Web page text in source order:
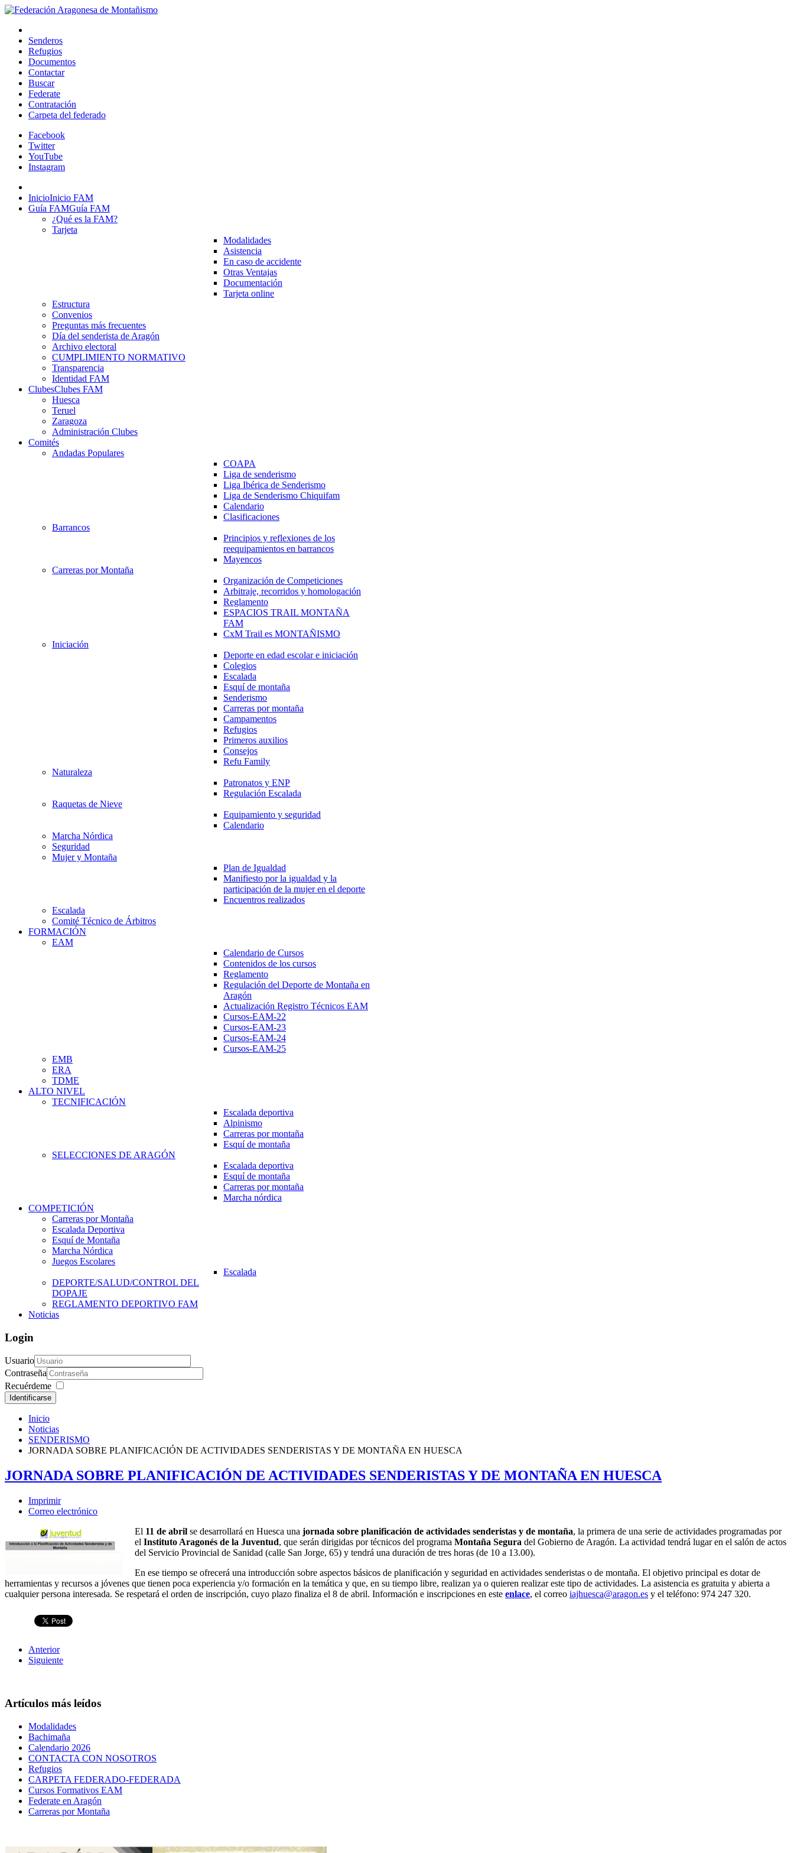
Senderos
Refugios
Documentos
Contactar
Buscar
Federate
Contratación
Carpeta del federado
Facebook
Twitter
YouTube
Instagram
InicioInicio FAM
Guía FAMGuía FAM
¿Qué es la FAM?
Tarjeta
Modalidades
Asistencia
En caso de accidente
Otras Ventajas
Documentación
Tarjeta online
Estructura
Convenios
Preguntas más frecuentes
Día del senderista de Aragón
Archivo electoral
CUMPLIMIENTO NORMATIVO
Transparencia
Identidad FAM
ClubesClubes FAM
Huesca
Teruel
Zaragoza
Administración Clubes
Comités
Andadas Populares
COAPA
Liga de senderismo
Liga Ibérica de Senderismo
Liga de Senderismo Chiquifam
Calendario
Clasificaciones
Barrancos
Principios y reflexiones de los
reequipamientos en barrancos
Mayencos
Carreras por Montaña
Organización de Competiciones
Arbitraje, recorridos y homologación
Reglamento
ESPACIOS TRAIL MONTAÑA
FAM
CxM Trail es MONTAÑISMO
Iniciación
Deporte en edad escolar e iniciación
Colegios
Escalada
Esquí de montaña
Senderismo
Carreras por montaña
Campamentos
Refugios
Primeros auxilios
Consejos
Refu Family
Naturaleza
Patronatos y ENP
Regulación Escalada
Raquetas de Nieve
Equipamiento y seguridad
Calendario
Marcha Nórdica
Seguridad
Mujer y Montaña
Plan de Igualdad
Manifiesto por la igualdad y la
participación de la mujer en el deporte
Encuentros realizados
Escalada
Comité Técnico de Árbitros
FORMACIÓN
EAM
Calendario de Cursos
Contenidos de los cursos
Reglamento
Regulación del Deporte de Montaña en
Aragón
Actualización Registro Técnicos EAM
Cursos-EAM-22
Cursos-EAM-23
Cursos-EAM-24
Cursos-EAM-25
EMB
ERA
TDME
ALTO NIVEL
TECNIFICACIÓN
Escalada deportiva
Alpinismo
Carreras por montaña
Esquí de montaña
SELECCIONES DE ARAGÓN
Escalada deportiva
Esquí de montaña
Carreras por montaña
Marcha nórdica
COMPETICIÓN
Carreras por Montaña
Escalada Deportiva
Esquí de Montaña
Marcha Nórdica
Juegos Escolares
Escalada
DEPORTE/SALUD/CONTROL DEL
DOPAJE
REGLAMENTO DEPORTIVO FAM
Noticias
Login
Usuario
Contraseña
Recuérdeme
Identificarse
Inicio
Noticias
SENDERISMO
JORNADA SOBRE PLANIFICACIÓN DE ACTIVIDADES SENDERISTAS Y DE MONTAÑA EN HUESCA
JORNADA SOBRE PLANIFICACIÓN DE ACTIVIDADES SENDERISTAS Y DE MONTAÑA EN HUESCA
Imprimir
Correo electrónico
El 11 de abril se desarrollará en Huesca una jornada sobre planificación de actividades senderistas y de montaña, la primera de una serie de actividades programadas por
el Instituto Aragonés de la Juventud, que serán dirigidas por técnicos del programa Montaña Segura del Gobierno de Aragón. La actividad tendrá lugar en el salón de actos
del Servicio Provincial de Sanidad (calle San Jorge, 65) y tendrá una duración de tres horas (de 10 a 13.00).
En ese tiempo se ofrecerá una introducción sobre aspectos básicos de planificación y seguridad en actividades senderistas o de montaña. El objetivo principal es dotar de
herramientas y recursos a jóvenes que tienen poca experiencia y/o formación en la temática y que, en su tiempo libre, realizan ya o quieren realizar este tipo de actividades. La asistencia es gratuita y abierta a
cualquier persona interesada. Se respetará el orden de inscripción, cuyo plazo finaliza el 8 de abril. Información e inscripciones en este enlace, el correo iajhuesca@aragon.es y el teléfono: 974 247 320.
Anterior
Siguiente
Artículos más leídos
Modalidades
Bachimaña
Calendario 2026
CONTACTA CON NOSOTROS
Refugios
CARPETA FEDERADO-FEDERADA
Cursos Formativos EAM
Federate en Aragón
Carreras por Montaña